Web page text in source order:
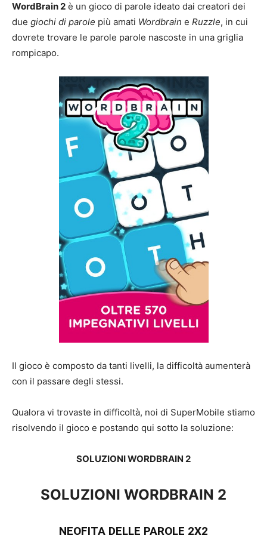
WordBrain 2 è un gioco di parole ideato dai creatori dei
due giochi di parole più amati Wordbrain e Ruzzle, in cui
dovrete trovare le parole parole nascoste in una griglia
rompicapo.
Il gioco è composto da tanti livelli, la difficoltà aumenterà
con il passare degli stessi.
Qualora vi trovaste in difficoltà, noi di SuperMobile stiamo
risolvendo il gioco e postando qui sotto la soluzione:
SOLUZIONI WORDBRAIN 2
SOLUZIONI WORDBRAIN 2
NEOFITA DELLE PAROLE 2X2